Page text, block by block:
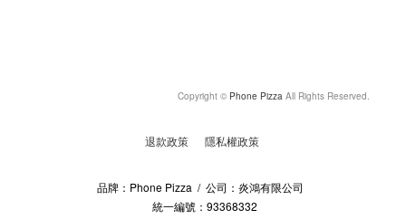
Copyright © Phone Pizza All Rights Reserved.
退款政策 隱私權政策
品牌：Phone Pizza / 公司：炎鴻有限公司
統一編號：93368332